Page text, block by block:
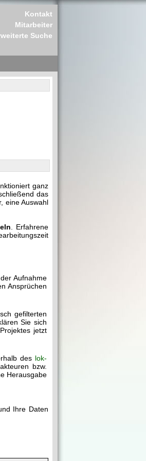
Kontakt
Mitarbeiter
Suche
ganz
das
eine Auswahl
. Erfahrene
Aufnahme
Ansprüchen
gefilterten
Sie sich
jetzt
des lok-
bzw.
Herausgabe
Ihre Daten